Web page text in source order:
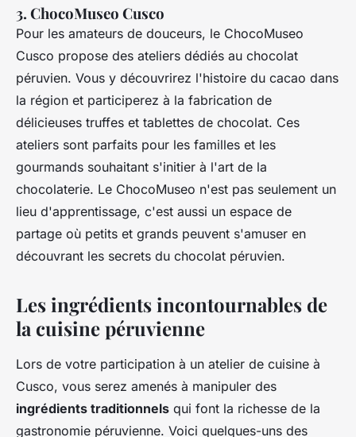
3. ChocoMuseo Cusco
Pour les amateurs de douceurs, le ChocoMuseo
Cusco propose des ateliers dédiés au chocolat
péruvien. Vous y découvrirez l'histoire du cacao dans
la région et participerez à la fabrication de
délicieuses truffes et tablettes de chocolat. Ces
ateliers sont parfaits pour les familles et les
gourmands souhaitant s'initier à l'art de la
chocolaterie. Le ChocoMuseo n'est pas seulement un
lieu d'apprentissage, c'est aussi un espace de
partage où petits et grands peuvent s'amuser en
découvrant les secrets du chocolat péruvien.
Les ingrédients incontournables de
la cuisine péruvienne
Lors de votre participation à un atelier de cuisine à
Cusco, vous serez amenés à manipuler des
ingrédients traditionnels qui font la richesse de la
gastronomie péruvienne. Voici quelques-uns des